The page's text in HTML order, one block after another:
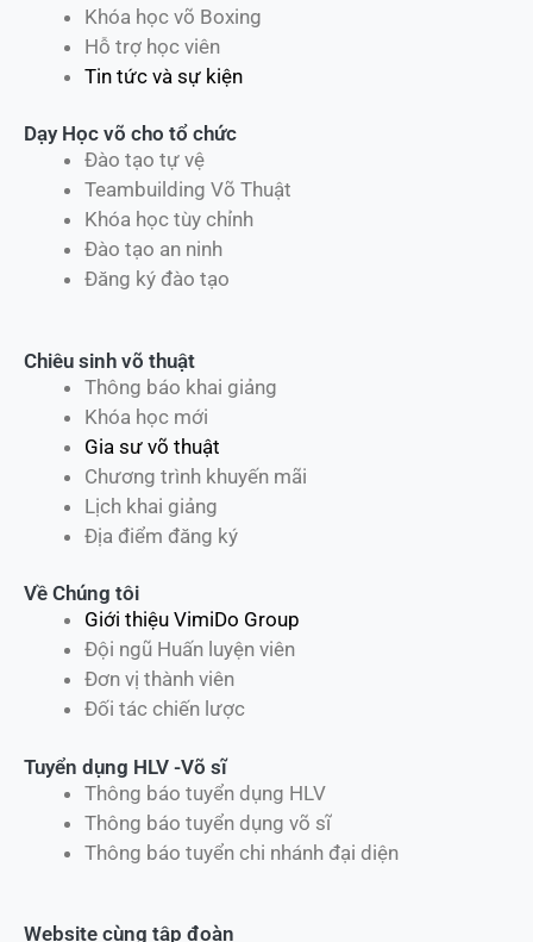
Khóa học võ Boxing
Hỗ trợ học viên
Tin tức và sự kiện
Dạy Học võ cho tổ chức
Đào tạo tự vệ
Teambuilding Võ Thuật
Khóa học tùy chỉnh
Đào tạo an ninh
Đăng ký đào tạo
Chiêu sinh võ thuật
Thông báo khai giảng
Khóa học mới
Gia sư võ thuật
Chương trình khuyến mãi
Lịch khai giảng
Địa điểm đăng ký
Về Chúng tôi
Giới thiệu VimiDo Group
Đội ngũ Huấn luyện viên
Đơn vị thành viên
Đối tác chiến lược
Tuyển dụng HLV -Võ sĩ
Thông báo tuyển dụng HLV
Thông báo tuyển dụng võ sĩ
Thông báo tuyển chi nhánh đại diện
Website cùng tập đoàn